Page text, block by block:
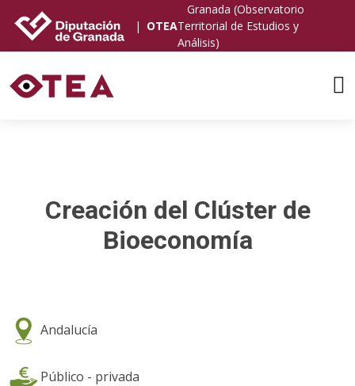
| OTEA
Granada (Observatorio
Territorial de Estudios y
Análisis)
Creación del Clúster de
Bioeconomía
Andalucía
Público - privada